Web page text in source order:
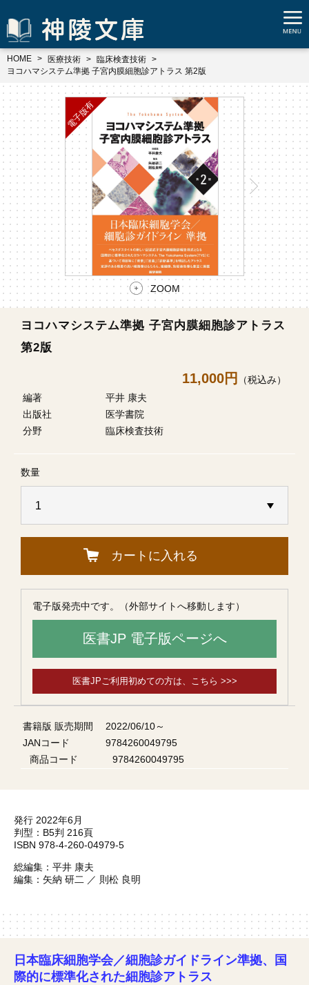
HOME 医療技術
臨床検査技術
ヨコハマシステム準拠 子宮内膜細胞診アトラス 第2版
ZOOM
ヨコハマシステム準拠 子宮内膜細胞診アトラス
第2版
11,000円
（税込み）
編著
平井 康夫
出版社
医学書院
分野
臨床検査技術
数量
カートに入れる
電子版発売中です。（外部サイトへ移動します）
医書JP 電子版ページへ
医書JPご利用初めての方は、こちら >>>
書籍版 販売期間
2022/06/10～
JANコード
9784260049795
商品コード
9784260049795
発行 2022年6月
判型：B5判 216頁
ISBN 978-4-260-04979-5
総編集：平井 康夫
編集：矢納 研二 ／ 則松 良明
日本臨床細胞学会／細胞診ガイドライン準拠、国
際的に標準化された細胞診アトラス